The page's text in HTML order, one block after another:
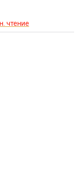
чтение